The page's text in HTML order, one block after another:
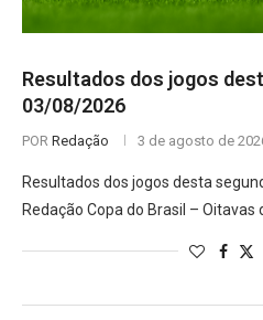
Resultados dos jogos
03/08/2026
POR Redação 3 de agosto de
Resultados dos jogos desta
Redação Copa do Brasil – Oitavas